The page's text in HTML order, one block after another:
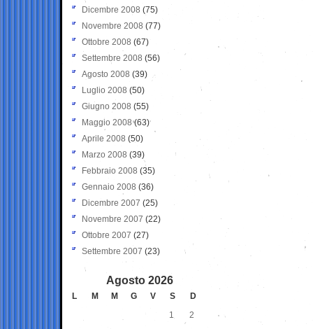
Dicembre 2008 (75)
Novembre 2008 (77)
Ottobre 2008 (67)
Settembre 2008 (56)
Agosto 2008 (39)
Luglio 2008 (50)
Giugno 2008 (55)
Maggio 2008(63)
Aprile 2008 (50)
Marzo 2008 (39)
Febbraio 2008 (35)
Gennaio 2008 (36)
Dicembre 2007 (25)
Novembre 2007 (22)
Ottobre 2007 (27)
Settembre 2007 (23)
Agosto 2026
L M M G V S
D
1
2